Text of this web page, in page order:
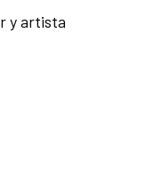
y artista